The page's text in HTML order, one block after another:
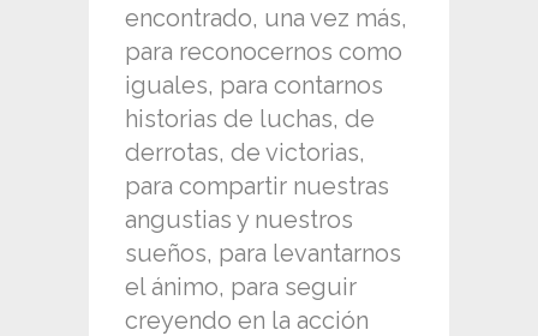
encontrado, una vez más,
para reconocernos como
iguales, para contarnos
historias de luchas, de
derrotas, de victorias,
para compartir nuestras
angustias y nuestros
sueños, para levantarnos
el ánimo, para seguir
creyendo en la acción